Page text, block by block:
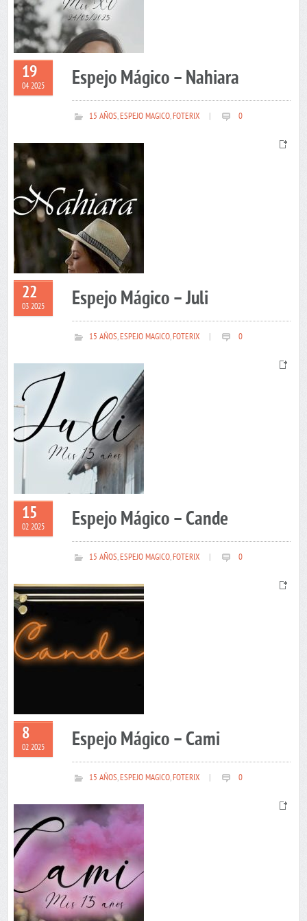
19
04 2025 Espejo Mágico – Nahiara
15 AÑOS,ESPEJO MAGICO,FOTERIX 0
22
03 2025 Espejo Mágico – Juli
15 AÑOS,ESPEJO MAGICO,FOTERIX 0
15
02 2025 Espejo Mágico – Cande
15 AÑOS,ESPEJO MAGICO,FOTERIX 0
8
02 2025 Espejo Mágico – Cami
15 AÑOS,ESPEJO MAGICO,FOTERIX 0